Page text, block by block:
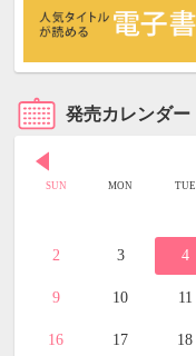
発売カレンダー
SUN MON TUE
2 3 4
9 10 11
16 17 18